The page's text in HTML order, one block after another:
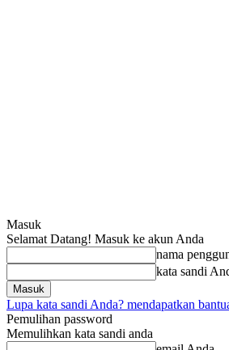
Masuk
Selamat Datang! Masuk ke akun Anda
nama
kata sandi
Lupa kata sandi Anda? mendapatkan
Pemulihan password
Memulihkan kata sandi anda